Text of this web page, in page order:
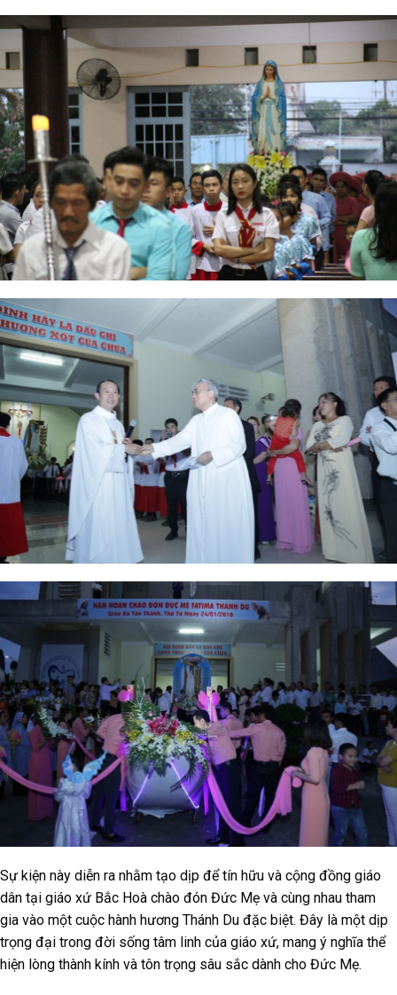
Sự kiện này diễn ra nhằm tạo dịp để tín hữu và cộng đồng giáo
dân tại giáo xứ Bắc Hoà chào đón Đức Mẹ và cùng nhau tham
gia vào một cuộc hành hương Thánh Du đặc biệt. Đây là một dịp
trọng đại trong đời sống tâm linh của giáo xứ, mang ý nghĩa thể
hiện lòng thành kính và tôn trọng sâu sắc dành cho Đức Mẹ.